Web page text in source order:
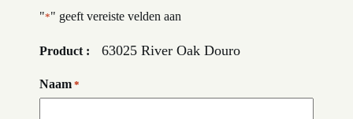
"*" geeft vereiste velden aan
Product : 63025 River Oak Douro
Naam *